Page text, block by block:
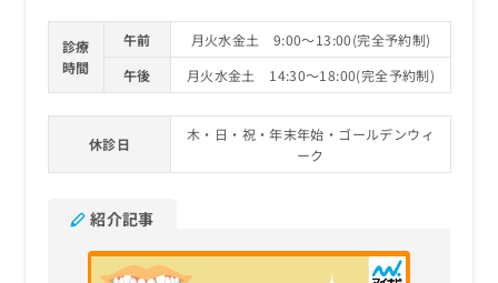
診療
時間
午前
月火水金土 9:00～13:00(完全予約制)
午後
月火水金土 14:30～18:00(完全予約制)
休診日
木・日・祝・年末年始・ゴールデンウィ
ーク
紹介記事